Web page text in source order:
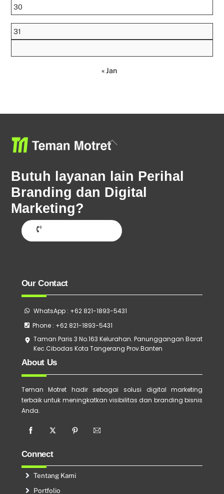
30
31
« Jan
Back
Butuh layanan lain Perihal
Branding dan Digital
Marketing?
Our Contact
WhatsApp : +62 821-1893-5431
Phone : +62 821-1893-5431
Taman Paris 3 No.163 Kelurahan. Panunggangan Barat
Kec.Cibodas Kota Tangerang Prov.Banten
About Us
Teman Motret hadir sebagai solusi digital marketing
terbaik untuk meningkatkan visibilitas dan branding bisnis
Anda.
Connect
Tentang Kami
Portfolio